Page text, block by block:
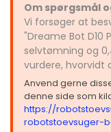
Om spørgsmål
Vi forsøger at
"Dreame Bot D10
selvtømning og
vurdere, hvorvidt
Anvend gerne
denne side som
https://
robotstoevsuger-